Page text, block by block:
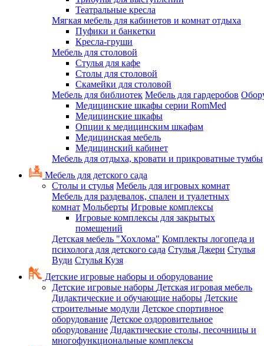
Театральные кресла
Мягкая мебель для кабинетов и комнат отдыха
Пуфики и банкетки
Кресла-груши
Мебель для столовой
Cтулья для кафе
Cтолы для столовой
Скамейки для столовой
Мебель для библиотек Мебель для гардеробов
Медицинские шкафы серии RomMed
Медицинские шкафы
Опции к медицинским шкафам
Медицинская мебель
Медицинский кабинет
Мебель для отдыха, кровати и прикроватные тумбы
Мебель для детского сада
Столы и стулья Мебель для игровых комнат
Мебель для раздевалок, спален и туалетных
комнат Мольберты Игровые комплексы
Игровые комплексы для закрытых
помещений
Детская мебель "Хохлома" Комплекты логопеда и
психолога для детского сада Стулья Джери Стулья
Вуди Стулья Кузя
Детские игровые наборы и оборудование
Детские игровые наборы Детская игровая мебель
Дидактические и обучающие наборы Детские
строительные модули Детское спортивное
оборудование Детское оздоровительное
оборудование Дидактические столы, песочницы и
многофункциональные комплексы